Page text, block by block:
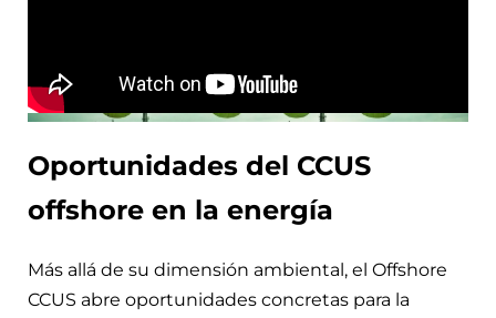
Oportunidades del CCUS
offshore en la energía
Más allá de su dimensión ambiental, el Offshore
CCUS abre oportunidades concretas para la